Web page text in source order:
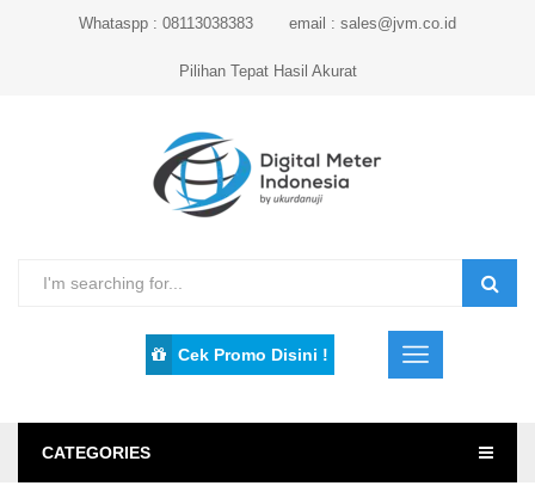
Whataspp : 08113038383 email : sales@jvm.co.id
Pilihan Tepat Hasil Akurat
Cek Promo Disini !
CATEGORIES